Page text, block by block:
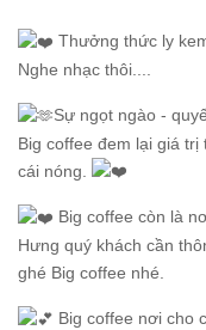
Thưởng thức ly
Nghe nhạc thôi....
Sự ngọt ngào -
Big coffee đem lại giá
cái nóng.
Big coffee còn là
Hưng quý khách cần
ghé Big coffee nhé.
Big coffee nơi cho